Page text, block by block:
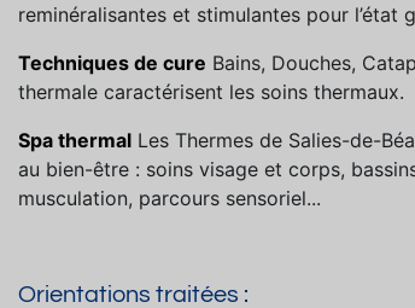
reminéralisantes et stimulantes pour l’état
Techniques de cure Bains, Douches,
thermale caractérisent les soins thermaux.
Spa thermal Les Thermes de Salies-de-
au bien-être : soins visage et corps,
musculation, parcours sensoriel...
Orientations traitées :